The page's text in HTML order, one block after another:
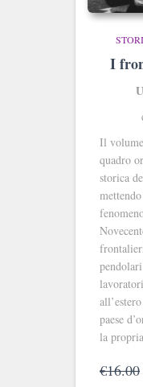
I
Il
quadro
storica
paese
la
€16.00